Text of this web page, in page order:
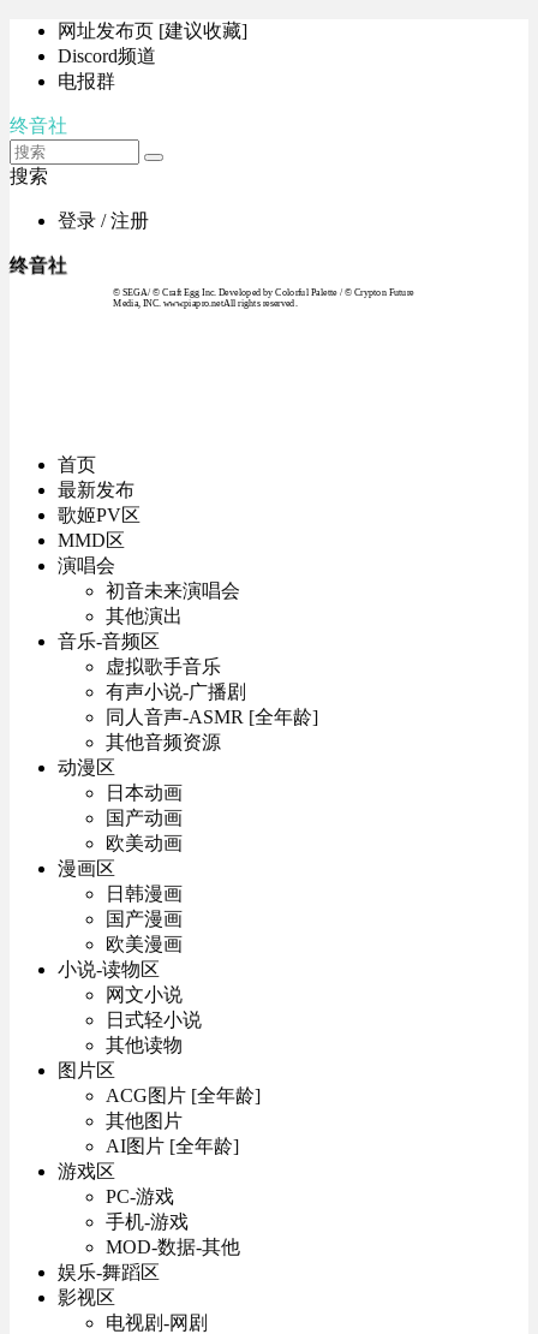
网址发布页 [建议收藏]
Discord频道
电报群
终音社
搜索
登录 / 注册
终音社
© SEGA / © Craft Egg Inc. Developed by Colorful Palette / © Crypton Future
Media, INC. www.piapro.netAll rights reserved.
首页
最新发布
歌姬PV区
MMD区
演唱会
初音未来演唱会
其他演出
音乐-音频区
虚拟歌手音乐
有声小说-广播剧
同人音声-ASMR [全年龄]
其他音频资源
动漫区
日本动画
国产动画
欧美动画
漫画区
日韩漫画
国产漫画
欧美漫画
小说-读物区
网文小说
日式轻小说
其他读物
图片区
ACG图片 [全年龄]
其他图片
AI图片 [全年龄]
游戏区
PC-游戏
手机-游戏
MOD-数据-其他
娱乐-舞蹈区
影视区
电视剧-网剧